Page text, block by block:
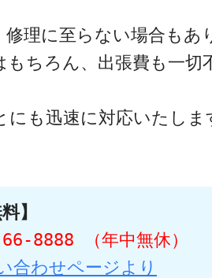
修理に至らない場合もあ
もちろん、出張費も一切
にも迅速に対応いたし
】
8888 （年中無休）
合わせページより